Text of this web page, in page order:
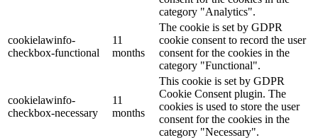
category "Analytics".
cookielawinfo-
checkbox-functional
11
months
The cookie is set by GDPR
cookie consent to record the user
consent for the cookies in the
category "Functional".
cookielawinfo-
checkbox-necessary
11
months
This cookie is set by GDPR
Cookie Consent plugin. The
cookies is used to store the user
consent for the cookies in the
category "Necessary".